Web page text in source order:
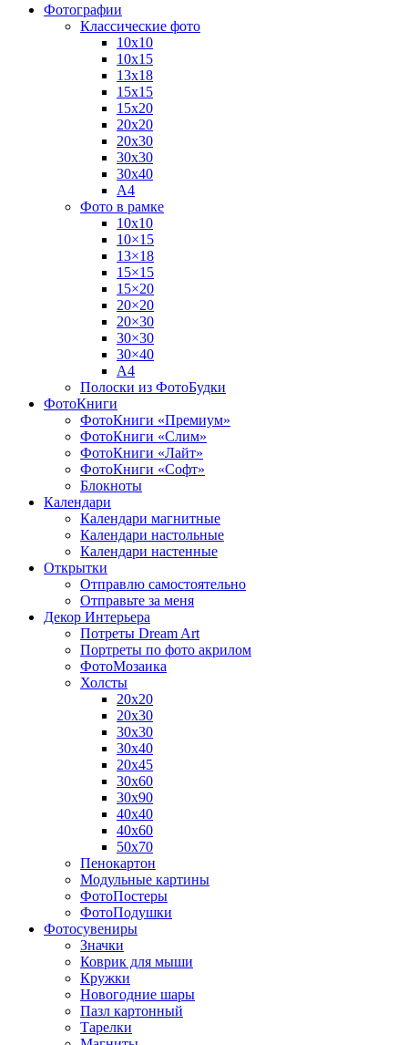
Фотографии
Классические фото
10х10
10х15
13х18
15х15
15х20
20х20
20х30
30х30
30х40
А4
Фото в рамке
10х10
10×15
13×18
15×15
15×20
20×20
20×30
30×30
30×40
A4
Полоски из ФотоБудки
ФотоКниги
ФотоКниги «Премиум»
ФотоКниги «Слим»
ФотоКниги «Лайт»
ФотоКниги «Софт»
Блокноты
Календари
Календари магнитные
Календари настольные
Календари настенные
Открытки
Отправлю самостоятельно
Отправьте за меня
Декор Интерьера
Потреты Dream Art
Портреты по фото акрилом
ФотоМозаика
Холсты
20х20
20х30
30х30
30х40
20х45
30х60
30х90
40х40
40х60
50х70
Пенокартон
Модульные картины
ФотоПостеры
ФотоПодушки
Фотоcувениры
Значки
Коврик для мыши
Кружки
Новогодние шары
Пазл картонный
Тарелки